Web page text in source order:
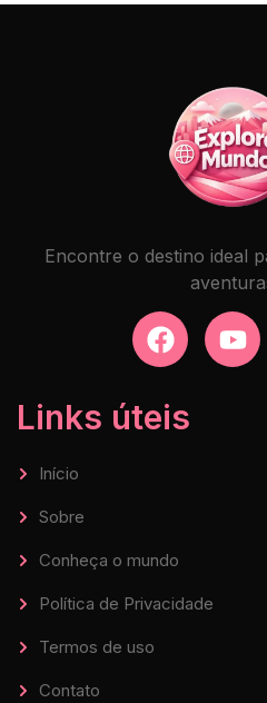
Encontre o destino ideal
Links úteis
Início
Sobre
Conheça o mundo
Política de Privacidade
Termos de uso
Contato